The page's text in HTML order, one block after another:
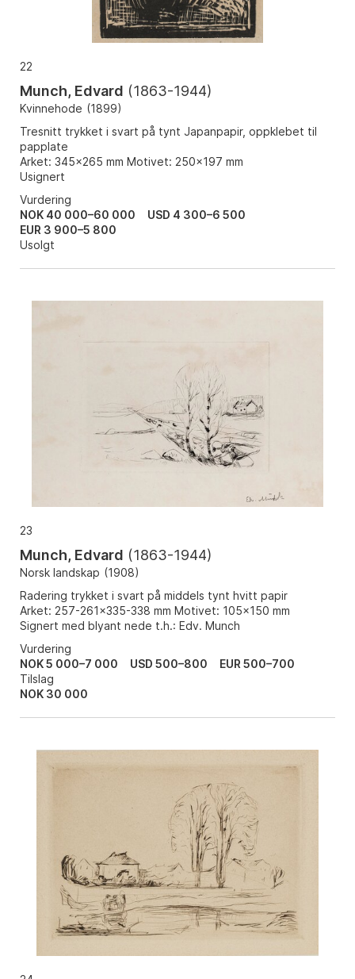
22
Munch, Edvard (1863-1944)
Kvinnehode (1899)
Tresnitt trykket i svart på tynt Japanpapir, oppklebet til
papplate
Arket: 345x265 mm Motivet: 250x197 mm
Usignert
Vurdering
NOK 40 000–60 000
USD 4 300–6 500
EUR 3 900–5 800
Usolgt
23
Munch, Edvard (1863-1944)
Norsk landskap (1908)
Radering trykket i svart på middels tynt hvitt papir
Arket: 257-261x335-338 mm Motivet: 105x150 mm
Signert med blyant nede t.h.: Edv. Munch
Vurdering
NOK 5 000–7 000
USD 500–800
EUR 500–700
Tilslag
NOK 30 000